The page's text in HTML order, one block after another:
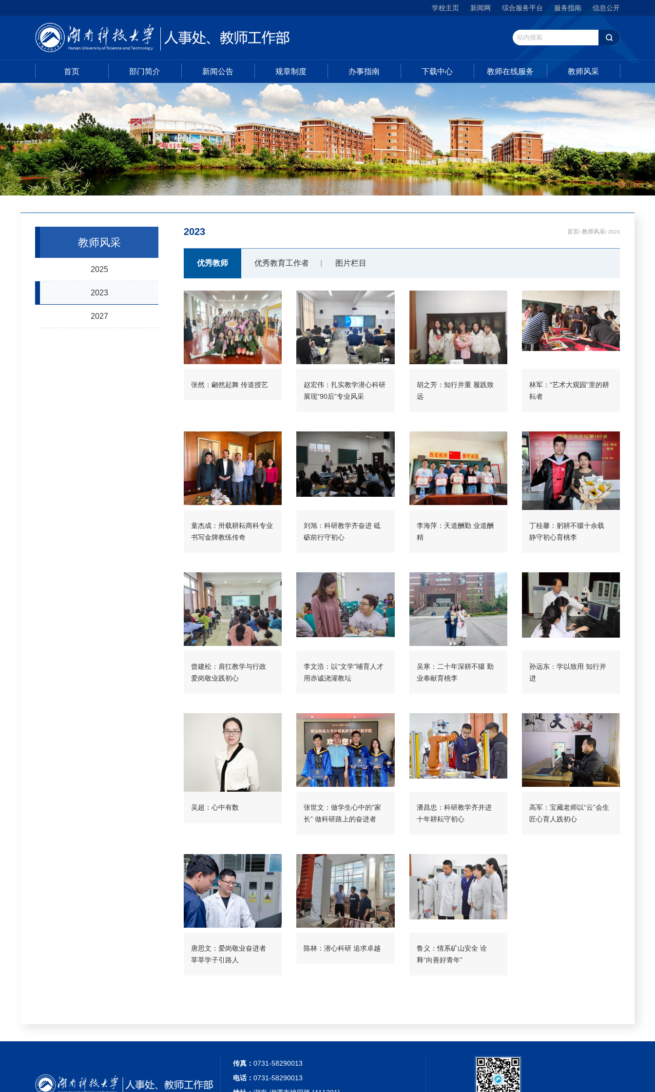
学校主页 新闻网 综合服务平台 服务指南 信息公开
首页 部门简介 新闻公告 规章制度 办事指南 下载中心 教师在线服务 教师风采
教师风采
2025
2023
2027
2023 首页/ 教师风采/ 2023
优秀教师 优秀教育工作者 图片栏目
张然：翩然起舞 传道授艺
赵宏伟：扎实教学潜心科研
展现“90后”专业风采
胡之芳：知行并重 履践致
远
林军：“艺术大观园”里的耕
耘者
童杰成：卅载耕耘商科专业
书写金牌教练传奇
刘旭：科研教学齐奋进 砥
砺前行守初心
李海萍：天道酬勤 业道酬
精
丁桂馨：躬耕不辍十余载
静守初心育桃李
曾建松：肩扛教学与行政
爱岗敬业践初心
李文浩：以“文学”哺育人才
用赤诚浇灌教坛
吴寒：二十年深耕不辍 勤
业奉献育桃李
孙远东：学以致用 知行并
进
吴超：心中有数
张世文：做学生心中的“家
长” 做科研路上的奋进者
潘昌忠：科研教学齐并进
十年耕耘守初心
高军：宝藏老师以“云”会生
匠心育人践初心
唐思文：爱岗敬业奋进者
莘莘学子引路人
陈林：潜心科研 追求卓越
鲁义：情系矿山安全 诠
释“向善好青年”
传真：0731-58290013
电话：0731-58290013